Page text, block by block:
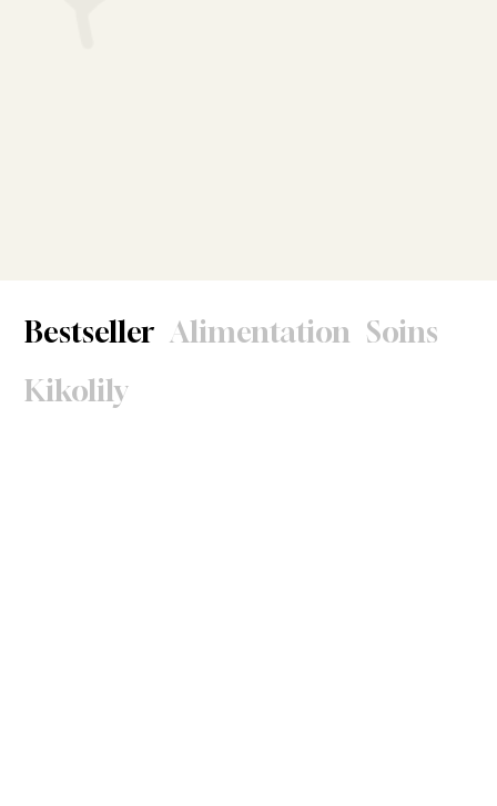
Bestseller Alimentation Soins
Kikolily